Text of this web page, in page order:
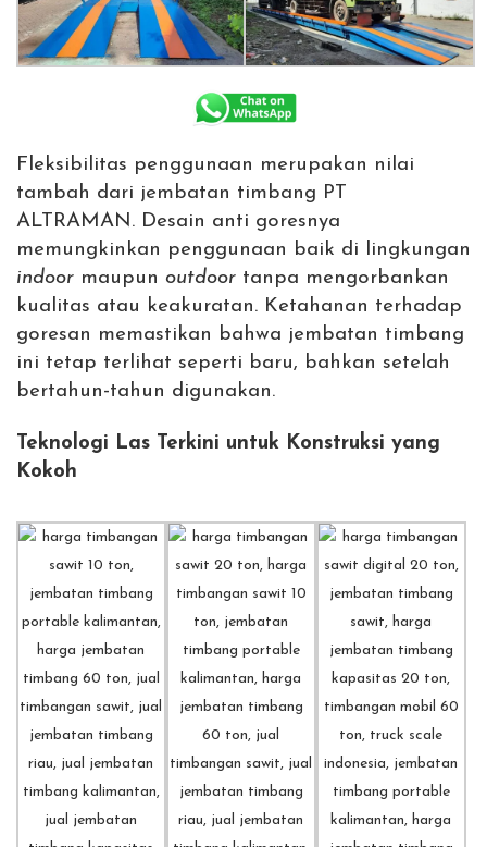
Fleksibilitas penggunaan merupakan nilai
tambah dari jembatan timbang PT
ALTRAMAN. Desain anti goresnya
memungkinkan penggunaan baik di lingkungan
indoor maupun outdoor tanpa mengorbankan
kualitas atau keakuratan. Ketahanan terhadap
goresan memastikan bahwa jembatan timbang
ini tetap terlihat seperti baru, bahkan setelah
bertahun-tahun digunakan.
Teknologi Las Terkini untuk Konstruksi yang
Kokoh